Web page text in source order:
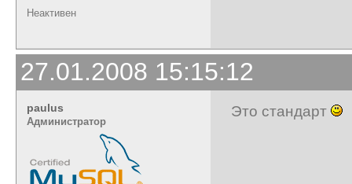
Неактивен
27.01.2008 15:15:12
paulus
Администратор
Это стандарт